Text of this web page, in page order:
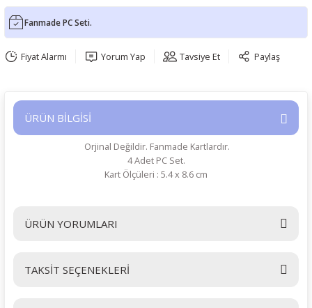
Fanmade PC Seti.
Fiyat Alarmı Yorum Yap Tavsiye Et Paylaş
ÜRÜN BİLGİSİ
Orjinal Değildir. Fanmade Kartlardır.
4 Adet PC Set.
Kart Ölçüleri : 5.4 x 8.6 cm
ÜRÜN YORUMLARI
Bu ürüne ilk yorumu siz yapın!
TAKSİT SEÇENEKLERİ